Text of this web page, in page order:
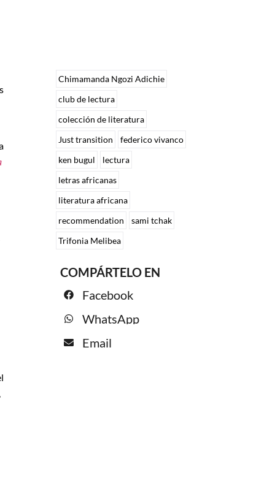
Chimamanda Ngozi Adichie
club de lectura
colección de literatura
Just transition
federico vivanco
ken bugul
lectura
letras africanas
literatura africana
recommendation
sami tchak
Trifonia Melibea
COMPÁRTELO EN
Facebook
WhatsApp
Email